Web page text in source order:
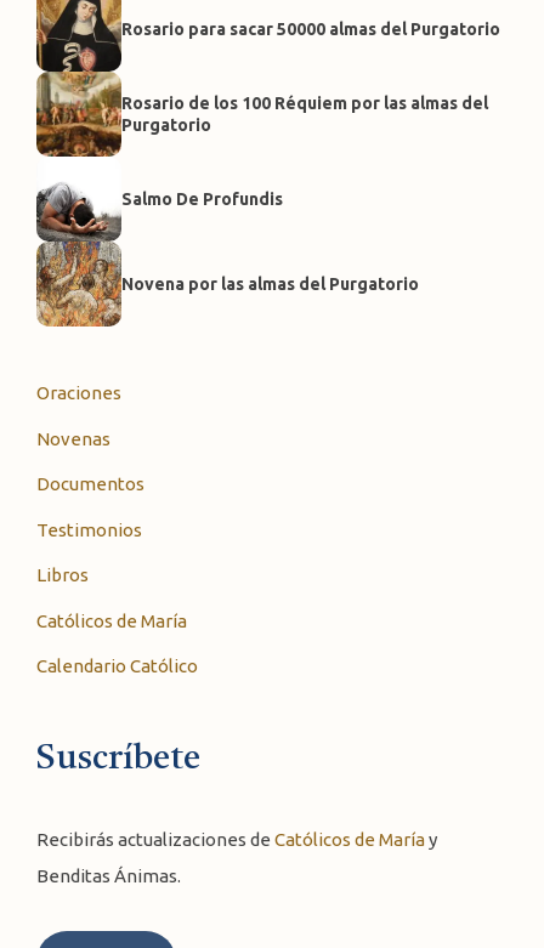
Rosario para sacar 50000 almas del Purgatorio
Rosario de los 100 Réquiem por las almas del
Purgatorio
Salmo De Profundis
Novena por las almas del Purgatorio
Oraciones
Novenas
Documentos
Testimonios
Libros
Católicos de María
Calendario Católico
Suscríbete
Recibirás actualizaciones de Católicos de Maríay
Benditas Ánimas.